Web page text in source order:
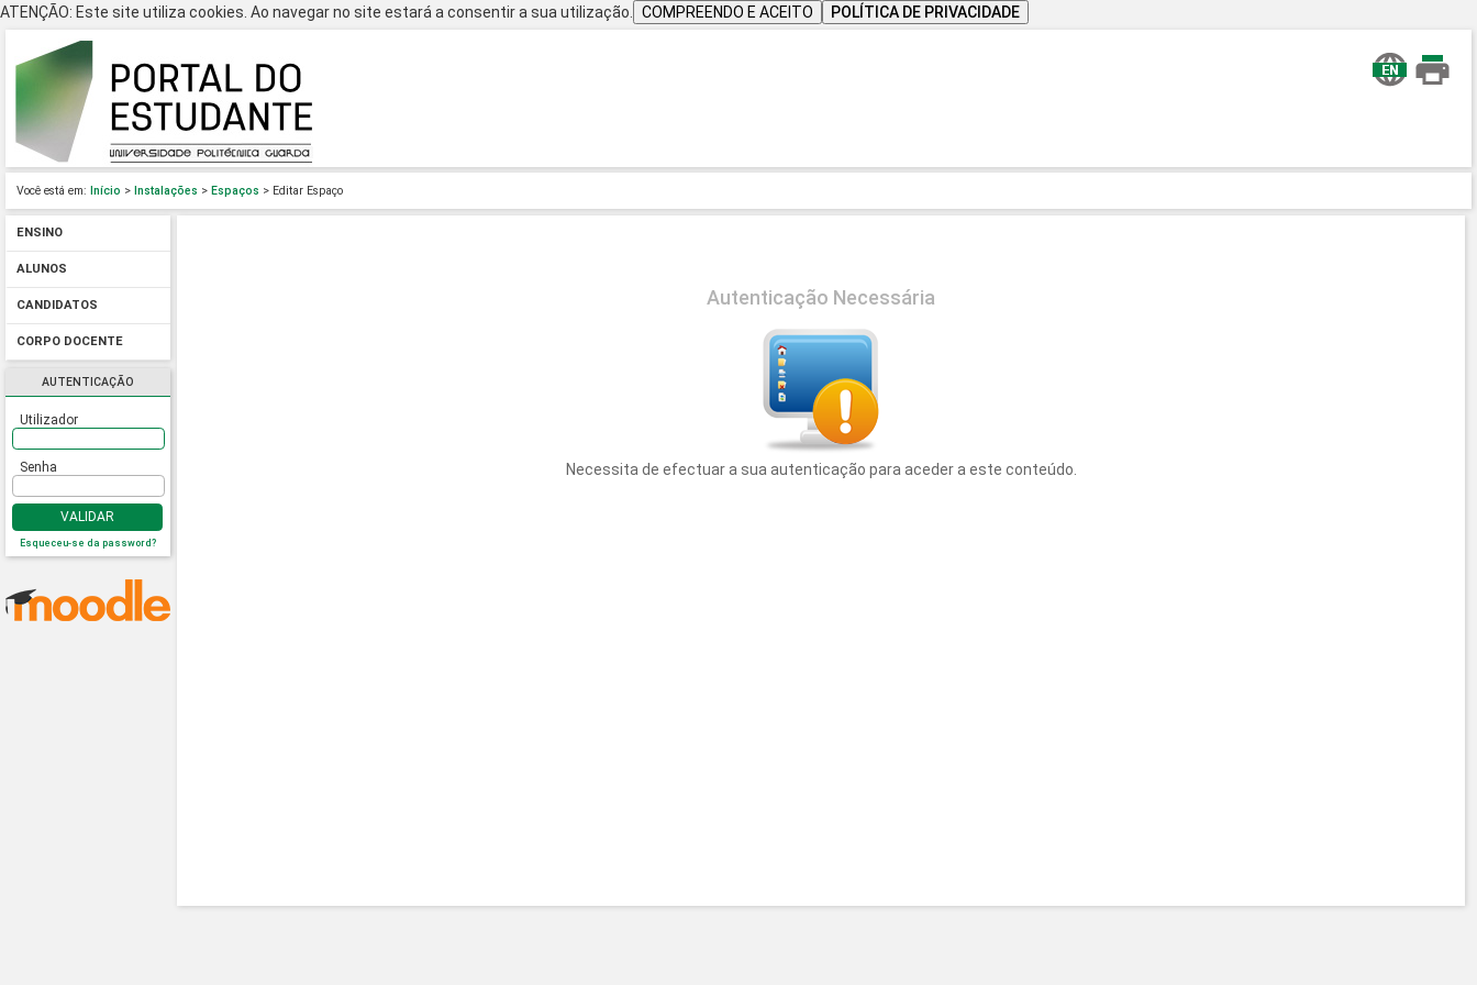
ATENÇÃO: Este site utiliza cookies. Ao navegar no site estará a consentir a sua utilização. COMPREENDO E ACEITO POLÍTICA DE PRIVACIDADE
Você está em: Início > Instalações > Espaços > Editar Espaço
ENSINO
ALUNOS
CANDIDATOS
CORPO DOCENTE
AUTENTICAÇÃO
Utilizador
Senha
VALIDAR
Esqueceu-se da password?
Autenticação Necessária
Necessita de efectuar a sua autenticação para aceder a este conteúdo.